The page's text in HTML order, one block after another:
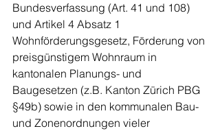
Bundesverfassung (Art. 41 und 108)
und Artikel 4 Absatz 1
Wohnförderungsgesetz, Förderung von
preisgünstigem Wohnraum in
kantonalen Planungs- und
Baugesetzen (z.B. Kanton Zürich PBG
§49b) sowie in den kommunalen Bau-
und Zonenordnungen vieler